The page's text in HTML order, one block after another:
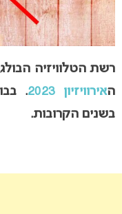
רשת הטלוויזיה
האירוויזיון 2023
.
בשנים הקרובות.